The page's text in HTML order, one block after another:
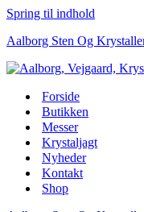
Spring til indhold
Aalborg Sten Og
Forside
Butikken
Messer
Krystaljagt
Nyheder
Kontakt
Shop